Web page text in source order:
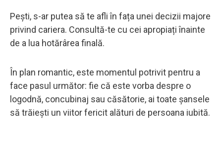
Pești, s-ar putea să te afli în fața unei decizii majore
privind cariera. Consultă-te cu cei apropiați înainte
de a lua hotărârea finală.
În plan romantic, este momentul potrivit pentru a
face pasul următor: fie că este vorba despre o
logodnă, concubinaj sau căsătorie, ai toate șansele
să trăiești un viitor fericit alături de persoana iubită.